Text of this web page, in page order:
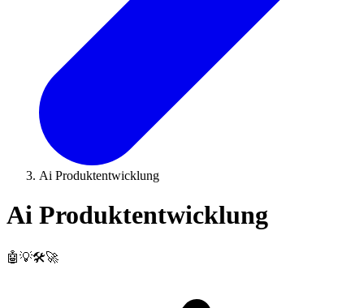
Ai Produktentwicklung
Ai Produktentwicklung
🤖💡🛠️🚀